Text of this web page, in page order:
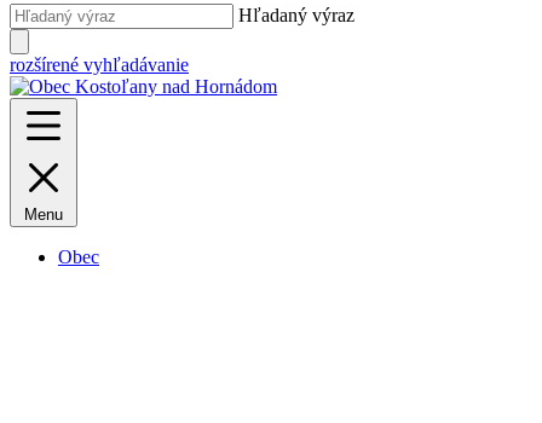
Hľadaný výraz
rozšírené vyhľadávanie
Menu
Obec